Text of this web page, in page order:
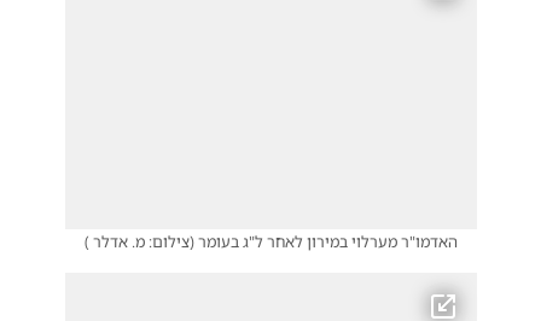
האדמו"ר מערלוי במירון לאחר ל"ג בעומר(צילום: מ. אדלר )